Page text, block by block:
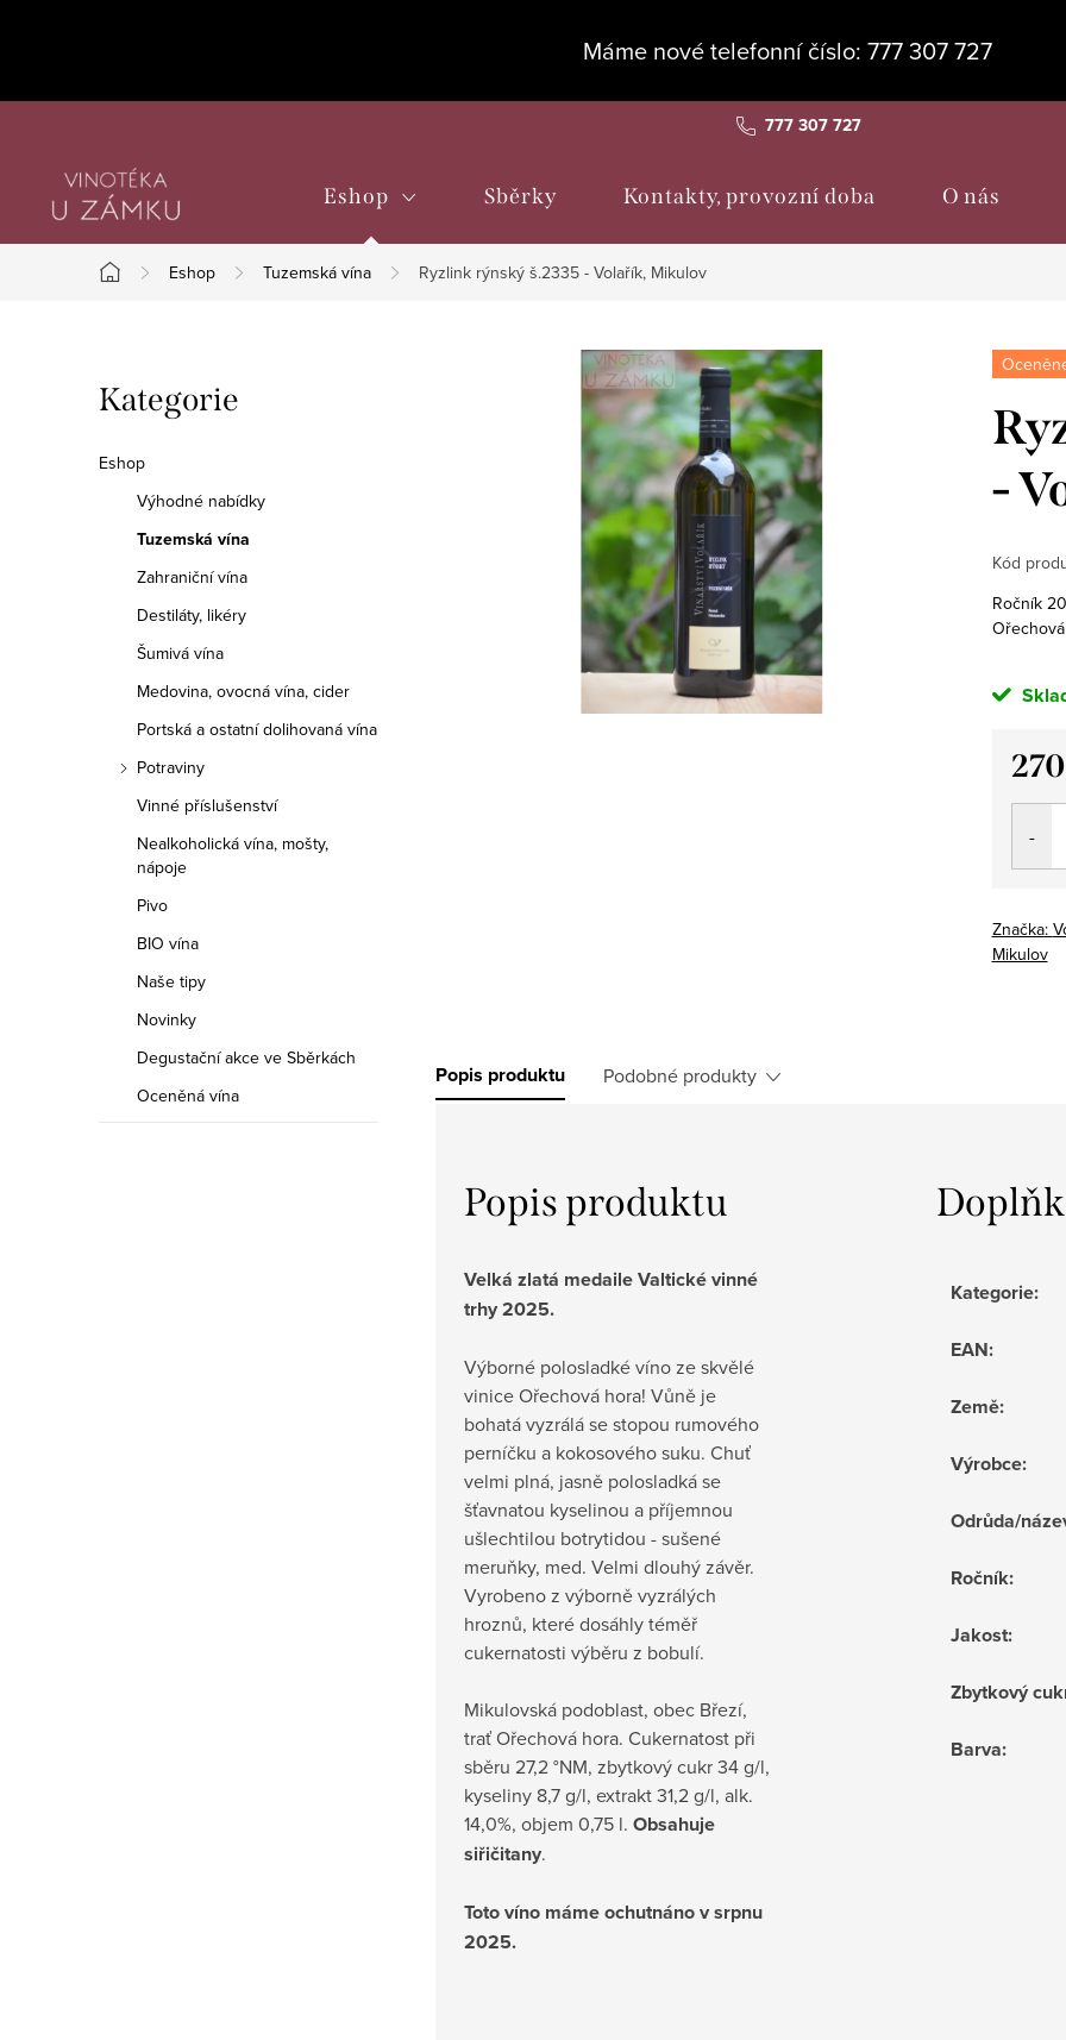
Máme nové telefonní číslo: 777 307 727
777 307 727
Eshop Sběrky Kontakty, provozní doba O nás
Domů
Eshop Tuzemská vína Ryzlink rýnský š.2335 - Volařík, Mikulov
o
s
Přeskočit
kategorie
Kategorie
Eshop
Výhodné nabídky
Tuzemská vína
Zahraniční vína
Destiláty, likéry
Šumivá vína
Medovina, ovocná vína, cider
Portská a ostatní dolihovaná vína
Potraviny
Vinné příslušenství
Nealkoholická vína, mošty,
nápoje
Pivo
BIO vína
Naše tipy
Novinky
Degustační akce ve Sběrkách
Oceněná vína
-
Kód
Ročník
Měrná
Značka:
Mikulov
Popis produktu Podobné produkty
Popis produktu
Velká zlatá medaile Valtické vinné
trhy 2025.
Výborné polosladké víno ze skvělé
vinice Ořechová hora! Vůně je
bohatá vyzrálá se stopou rumového
perníčku a kokosového suku. Chuť
velmi plná, jasně polosladká se
šťavnatou kyselinou a příjemnou
ušlechtilou botrytidou - sušené
meruňky, med. Velmi dlouhý závěr.
Vyrobeno z výborně vyzrálých
hroznů, které dosáhly téměř
cukernatosti výběru z bobulí.
Mikulovská podoblast, obec Březí,
trať Ořechová hora. Cukernatost při
sběru 27,2 °NM, zbytkový cukr 34 g/l,
kyseliny 8,7 g/l, extrakt 31,2 g/l, alk.
14,0%, objem 0,75 l. Obsahuje
siřičitany.
Toto víno máme ochutnáno v srpnu
2025.
Kategorie:
EAN:
Země:
Výrobce:
Odrůda/
Ročník:
Jakost:
Zbytkový
Barva: